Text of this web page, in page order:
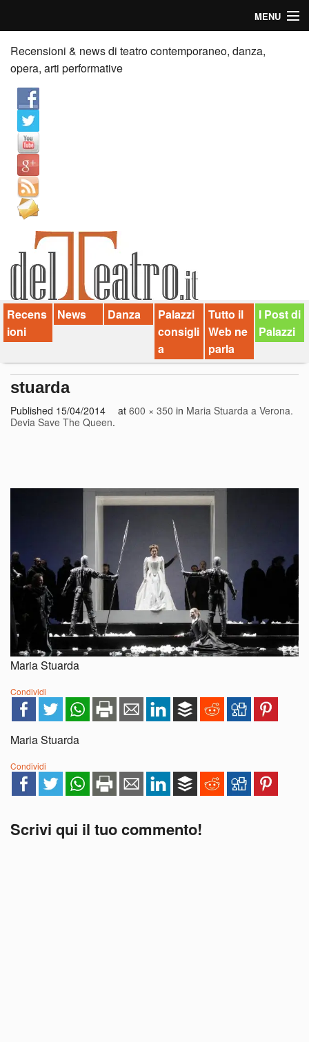
MENU
Home
Recensioni
Anticipazioni
News
Palazzi consiglia
Video
Chi siamo
Contatti
dT in English
Recensioni & news di teatro contemporaneo, danza,
opera, arti performative
Recens
ioni
News Danza
Palazzi
consigli
a
Tutto il
Web ne
parla
I Post di
Palazzi
stuarda
Published 15/04/2014 at 600 × 350 in Maria Stuarda a Verona.
Devia Save The Queen.
Maria Stuarda
Condividi
Maria Stuarda
Condividi
Scrivi qui il tuo commento!